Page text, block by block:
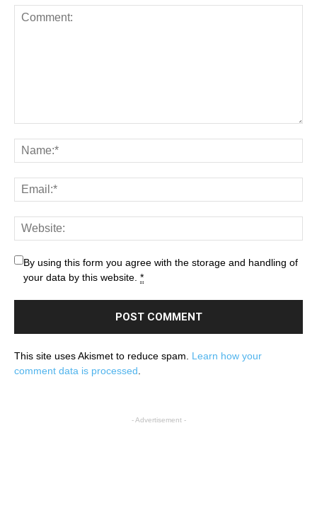
By using this form you agree with the storage and handling of
your data by this website. *
This site uses Akismet to reduce spam. Learn how your
comment data is processed
- Advertisement -